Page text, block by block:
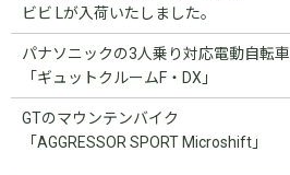
ビビ Lが入荷いたしました。
パナソニックの3人乗り対応電動自転車
「ギュットクルームF・DX」
GTのマウンテンバイク
「AGGRESSOR SPORT Microshift」